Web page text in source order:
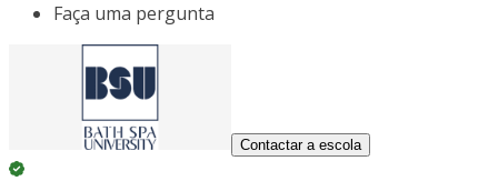
Faça uma pergunta
Contactar a escola